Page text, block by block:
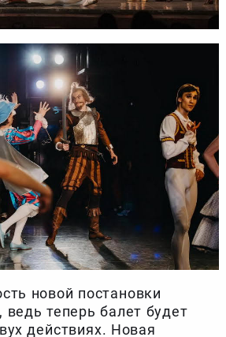
новой постановки
теперь балет будет
действиях. Новая